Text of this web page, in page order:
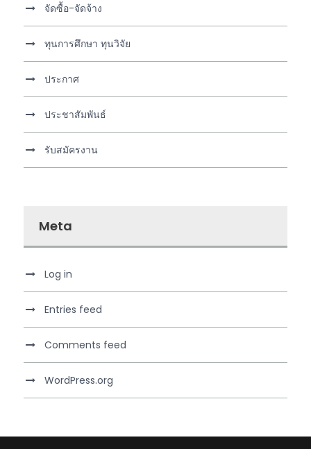
จัดซื้อ-จัดจ้าง
ทุนการศึกษา ทุนวิจัย
ประกาศ
ประชาสัมพันธ์
รับสมัครงาน
Meta
Log in
Entries feed
Comments feed
WordPress.org